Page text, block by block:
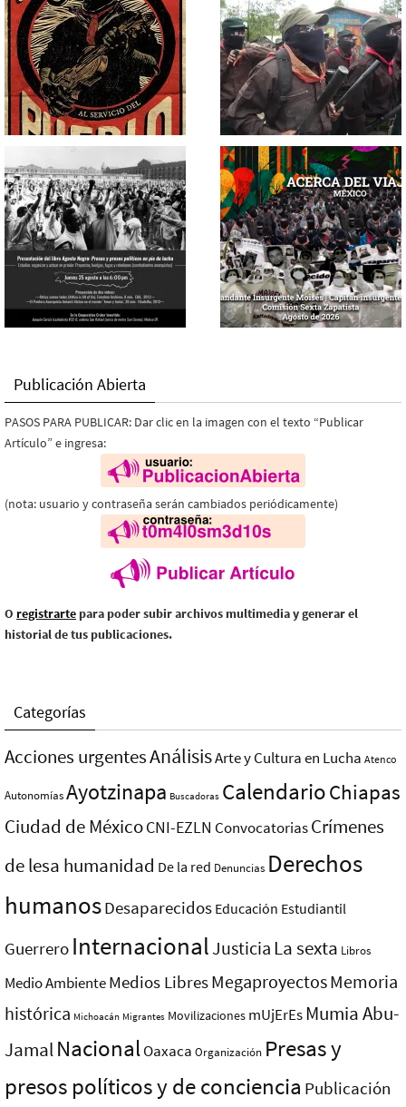
Publicación Abierta
PASOS PARA PUBLICAR: Dar clic en la imagen con el texto “Publicar
Artículo” e ingresa:
(nota: usuario y contraseña serán cambiados periódicamente)
O registrarte para poder subir archivos multimedia y generar el
historial de tus publicaciones.
Categorías
Acciones urgentesAnálisisArte y Cultura en Lucha Atenco
AutonomíasAyotzinapa Buscadoras CalendarioChiapas
Ciudad de MéxicoCNI-EZLN ConvocatoriasCrímenes
de lesa humanidad De la red Denuncias Derechos
humanosDesaparecidos Educación Estudiantil
Guerrero InternacionalJusticia La sexta Libros
Medio AmbienteMedios LibresMegaproyectosMemoria
histórica Michoacán Migrantes Movilizaciones mUjErEsMumia Abu-
JamalNacionalOaxaca Organización Presas y
presos polí­ticos y de conciencia Publicación